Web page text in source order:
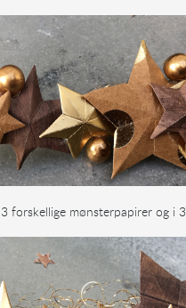
forskellige mønsterpapirer og i